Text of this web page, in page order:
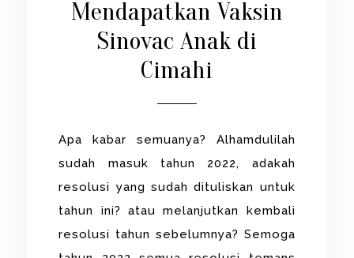
Mendapatkan Vaksin
Sinovac Anak di
Cimahi
Apa kabar semuanya? Alhamdulilah
sudah masuk tahun 2022, adakah
resolusi yang sudah dituliskan untuk
tahun ini? atau melanjutkan kembali
resolusi tahun sebelumnya? Semoga